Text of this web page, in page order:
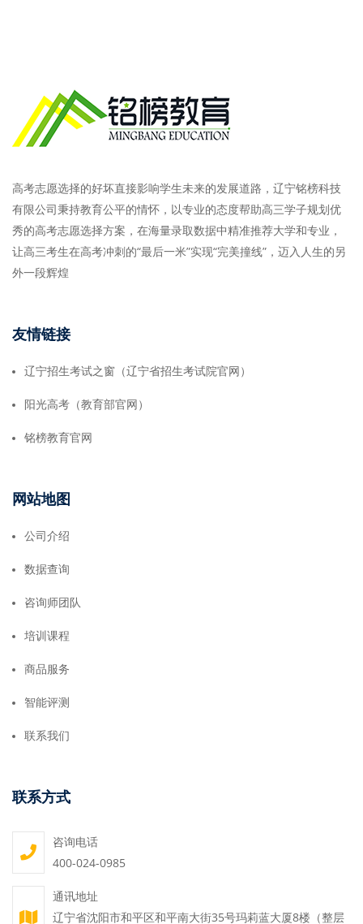
高考志愿选择的好坏直接影响学生未来的发展道路，辽宁铭榜科技
有限公司秉持教育公平的情怀，以专业的态度帮助高三学子规划优
秀的高考志愿选择方案，在海量录取数据中精准推荐大学和专业，
让高三考生在高考冲刺的“最后一米”实现“完美撞线”，迈入人生的另
外一段辉煌
友情链接
辽宁招生考试之窗（辽宁省招生考试院官网）
阳光高考（教育部官网）
铭榜教育官网
网站地图
公司介绍
数据查询
咨询师团队
培训课程
商品服务
智能评测
联系我们
联系方式
咨询电话
400-024-0985
通讯地址
辽宁省沈阳市和平区和平南大街35号玛莉蓝大厦8楼（整层